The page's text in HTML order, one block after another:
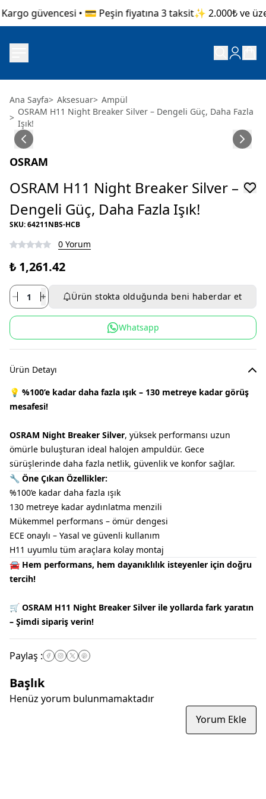
güvencesi • 💳 Peşin fiyatına 3 taksit✨ 2.000₺ ve
Ana Sayfa> Aksesuar> Ampül
>
OSRAM H11 Night Breaker Silver – Dengeli Güç, Daha Fazla
Işık!
OSRAM
OSRAM H11 Night Breaker Silver –
Dengeli Güç, Daha Fazla Işık!
SKU:64211NBS-HCB
0 Yorum
₺ 1,261.42
Ürün stokta olduğunda beni haberdar et
Whatsapp
Ürün Detayı
💡 %100’e kadar daha fazla ışık – 130 metreye kadar görüş
mesafesi!
OSRAM Night Breaker Silver, yüksek performansı uzun
ömürle buluşturan ideal halojen ampuldür. Gece
sürüşlerinde daha fazla netlik, güvenlik ve konfor sağlar.
🔧 Öne Çıkan Özellikler:
%100’e kadar daha fazla ışık
130 metreye kadar aydınlatma menzili
Mükemmel performans – ömür dengesi
ECE onaylı – Yasal ve güvenli kullanım
H11 uyumlu tüm araçlara kolay montaj
🚘 Hem performans, hem dayanıklılık isteyenler için doğru
tercih!
🛒 OSRAM H11 Night Breaker Silver ile yollarda fark yaratın
– Şimdi sipariş verin!
Paylaş :
Başlık
Henüz yorum bulunmamaktadır
Yorum Ekle